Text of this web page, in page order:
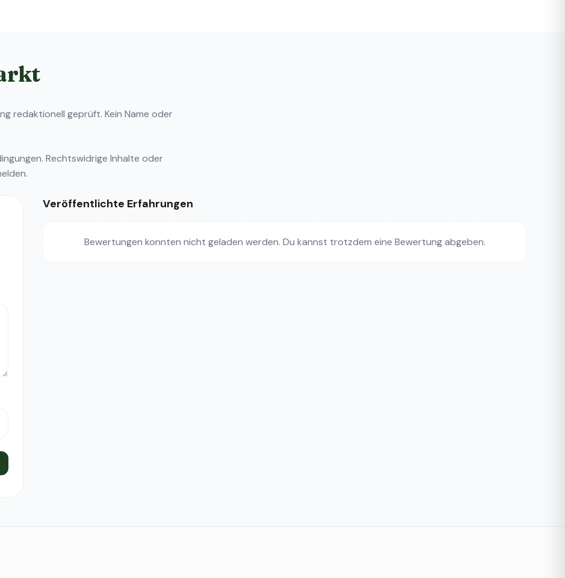
redaktionell geprüft. Kein Name oder
. Rechtswidrige Inhalte oder
Veröffentlichte Erfahrungen
Bewertungen konnten nicht geladen werden. Du kannst trotzdem eine Bewertung abgeben.